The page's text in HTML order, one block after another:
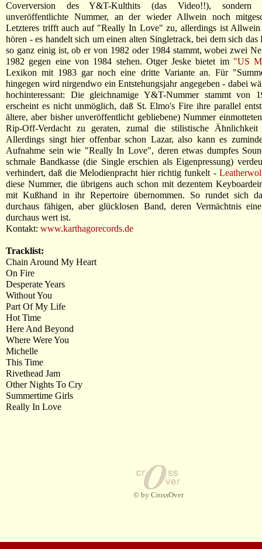
Coverversion des Y&T-Kulthits (das Video!!), sondern
unveröffentlichte Nummer, an der wieder Allwein noch
Letzteres trifft auch auf "Really In Love" zu, allerdings ist
hören - es handelt sich um einen alten Singletrack, bei dem sich
so ganz einig ist, ob er von 1982 oder 1984 stammt, wobei zwei
1982 gegen eine von 1984 stehen. Otger Jeske bietet im "US
Lexikon mit 1983 gar noch eine dritte Variante an. Für
hingegen wird nirgendwo ein Entstehungsjahr angegeben - dabei
hochinteressant: Die gleichnamige Y&T-Nummer stammt von
erscheint es nicht unmöglich, daß St. Elmo's Fire ihre parallel
ältere, aber bisher unveröffentlicht gebliebene) Nummer
Rip-Off-Verdacht zu geraten, zumal die stilistische
Allerdings singt hier offenbar schon Lazar, also kann es
Aufnahme sein wie "Really In Love", deren etwas dumpfes
schmale Bandkasse (die Single erschien als Eigenpressung)
verhindert, daß die Melodienpracht hier richtig funkelt -
diese Nummer, die übrigens auch schon mit dezentem
mit Kußhand in ihr Repertoire übernommen. So rundet sich
durchaus fähigen, aber glücklosen Band, deren Vermächtnis
durchaus wert ist.
Kontakt: www.karthagorecords.de
Tracklist:
Chain Around My Heart
On Fire
Desperate Years
Without You
Part Of My Life
Hot Time
Here And Beyond
Where Were You
Michelle
This Time
Rivethead Jam
Other Nights To Cry
Summertime Girls
Really In Love
© by CrossOver